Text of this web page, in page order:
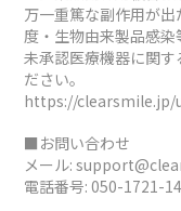
万一重篤な副作用が
度・生物由来製品感染
未承認医療機器に関
ださい。
https://clearsmile.jp/
■お問い合わせ
メール:
電話番号: 050-1721-